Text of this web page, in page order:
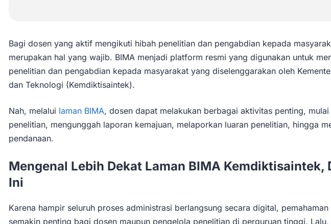
Bagi dosen yang aktif mengikuti hibah penelitian dan pengabdian kepada
merupakan hal yang wajib. BIMA menjadi platform resmi yang digunakan untuk
penelitian dan pengabdian kepada masyarakat yang diselenggarakan oleh
dan Teknologi (Kemdiktisaintek).
Nah, melalui laman BIMA, dosen dapat melakukan berbagai aktivitas penting,
penelitian, mengunggah laporan kemajuan, melaporkan luaran penelitian, hingga
pendanaan.
Mengenal Lebih Dekat Laman BIMA Kemdiktisaintek,
Ini
Karena hampir seluruh proses administrasi berlangsung secara digital,
semakin penting bagi dosen maupun pengelola penelitian di perguruan tinggi.